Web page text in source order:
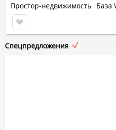
Простор-недвижимость База
Спецпредложения